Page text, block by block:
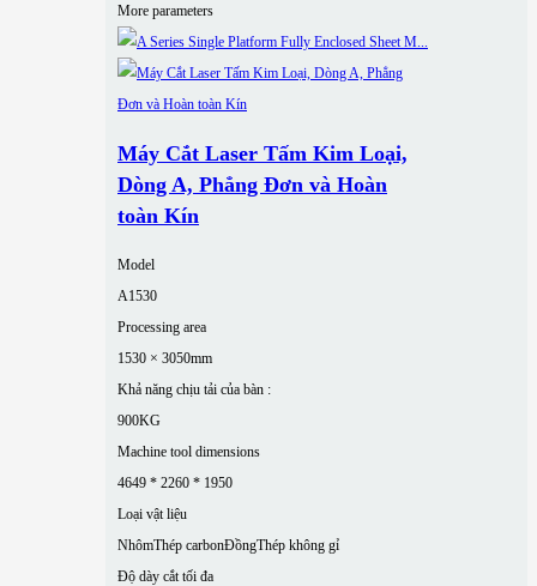
More parameters
Máy Cắt Laser Tấm Kim Loại,
Dòng A, Phẳng Đơn và Hoàn
toàn Kín
Model
A1530
Processing area
1530 × 3050mm
Khả năng chịu tải của bàn :
900KG
Machine tool dimensions
4649 * 2260 * 1950
Loại vật liệu
NhômThép carbonĐồngThép không gỉ
Độ dày cắt tối đa